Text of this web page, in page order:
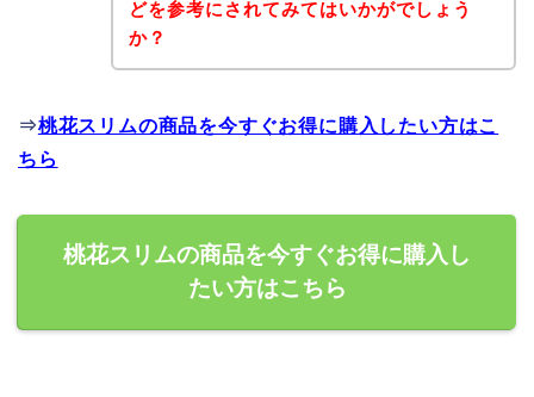
どを参考にされてみてはいかがでしょう
か？
⇒桃花スリムの商品を今すぐお得に購入したい方はこ
ちら
桃花スリムの商品を今すぐお得に購入し
たい方はこちら